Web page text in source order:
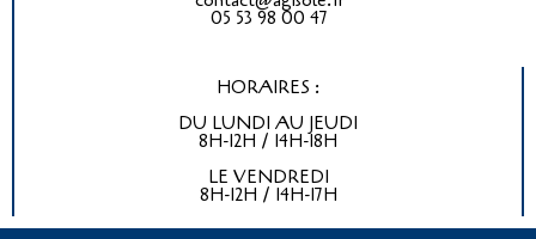
05 53 98 00 47
HORAIRES :
DU LUNDI AU JEUDI
8H-12H / 14H-18H
LE VENDREDI
8H-12H / 14H-17H